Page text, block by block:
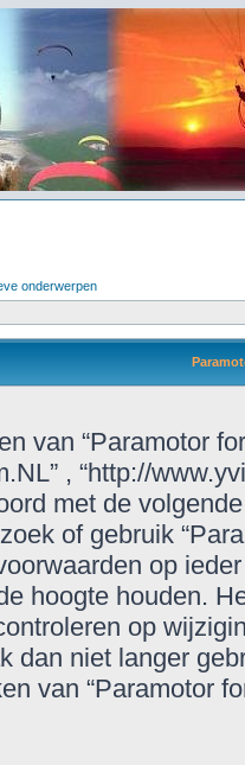
onderwerpen
van “Paramotor
, “http://
met de
of gebruik
op
hoogte houden.
op
dan niet langer
van “Paramotor